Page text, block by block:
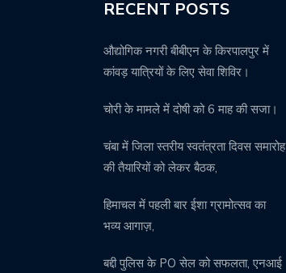
RECENT POSTS
औद्योगिक नगरी बीबीएन के किरपालपुर में
कांवड़ यात्रियों के लिए सेवा शिविर।
चोरी के मामले में दोषी को 6 माह की सजा।
चंबा में जिला स्तरीय स्वतंत्रता दिवस समारोह
की तैयारियों को लेकर बैठक,
हिमाचल में पहली बार ईशा ग्रामोत्सव का
भव्य आगाज़,
बद्दी पुलिस के PO सेल को सफलता, एनआई